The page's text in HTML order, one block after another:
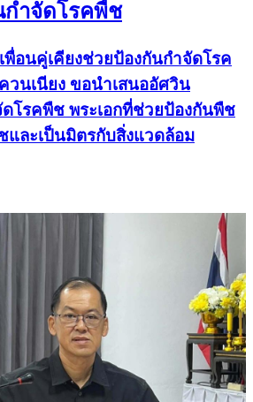
ำจัดโรคพืช
อนคู่เคียงช่วยป้องกันกำจัดโรค
วนเนียง ขอนำเสนออัศวิน
โรคพืช พระเอกที่ช่วยป้องกันพืช
และเป็นมิตรกับสิ่งแวดล้อม